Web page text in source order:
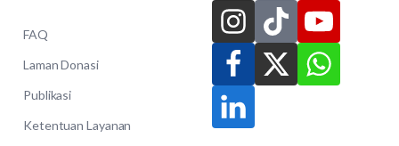
FAQ
Laman Donasi
Publikasi
Ketentuan Layanan